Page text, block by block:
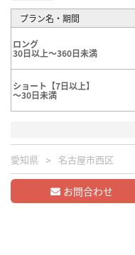
プラン名・期間
ロング
30日以上～360日未満
ショート【7日以上】
～30日未満
愛知県 名古屋市西区
お問合わせ